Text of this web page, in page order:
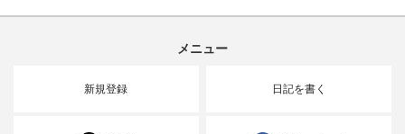
メニュー
新規登録 日記を書く